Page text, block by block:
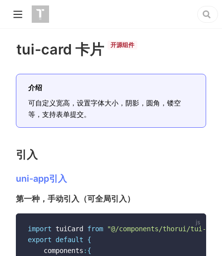
tui-card 卡片 开源组件
介绍
可自定义宽高，设置字体大小，阴影，圆角，镂空
等，支持表单提交。
引入
uni-app引入
第一种，手动引入（可全局引入）
import tuiCard from
"@/components/thorui/tui-
export
default
{
	components
: {